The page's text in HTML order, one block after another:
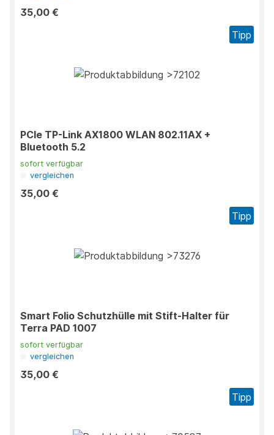
35,00 €
Tipp
PCIe TP-Link AX1800 WLAN 802.11AX +
Bluetooth 5.2
sofort verfügbar
vergleichen
35,00 €
Tipp
Smart Folio Schutzhülle mit Stift-Halter für
Terra PAD 1007
sofort verfügbar
vergleichen
35,00 €
Tipp